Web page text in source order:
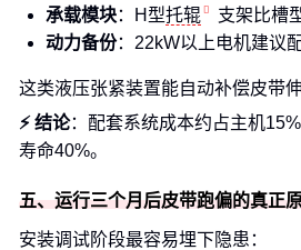
承载模块：H型托辊
支架比槽
动力备份：22kW以上电机建议
这类液压张紧装置能自动补偿皮带伸
⚡ 结论：配套系统成本约占主机
寿命40%。
五、运行三个月后皮带跑偏的真正
安装调试阶段最容易埋下隐患：